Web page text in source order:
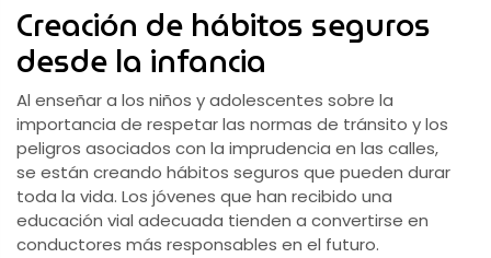
Creación de hábitos seguros
desde la infancia
Al enseñar a los niños y adolescentes sobre la
importancia de respetar las normas de tránsito y los
peligros asociados con la imprudencia en las calles,
se están creando hábitos seguros que pueden durar
toda la vida. Los jóvenes que han recibido una
educación vial adecuada tienden a convertirse en
conductores más responsables en el futuro.